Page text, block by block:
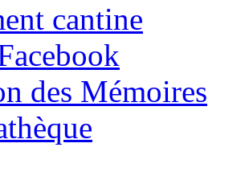
cantine
des Mémoires